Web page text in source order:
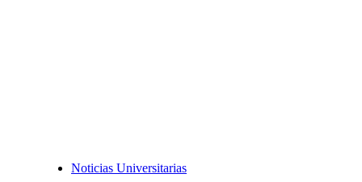
Noticias Universitarias